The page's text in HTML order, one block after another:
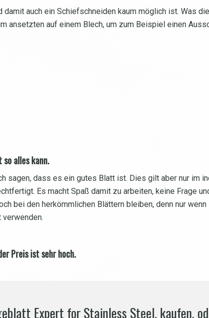
damit auch ein Schiefschneiden kaum möglich ist. Was
ansetzten auf einem Blech, um zum Beispiel einen
alles kann.
sagen, dass es ein gutes Blatt ist. Dies gilt aber nur im
Es macht Spaß damit zu arbeiten, keine Frage
bei den herkömmlichen Blättern bleiben, denn nur
Preis ist sehr hoch.
Expert for Stainless Steel, kaufen,